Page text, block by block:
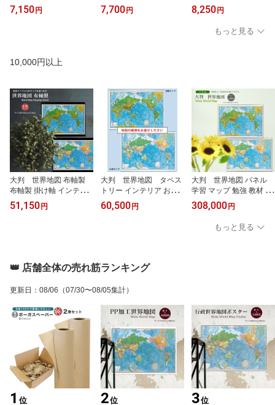
ゃれ 学習 アート 知育 マ
ップ 勉強 教材 地理 社会
7,150 円
軸 インテリア おしゃれ
学習 アート 知育 マップ
7,700 円
け軸 インテリア おしゃ
れ 学習 アート 知育 マッ
プ 勉強 教材 地理 社会 自
由研究 プレゼント ギフ
8,250 円
もっと見る
10,000円以上
大判 世界地図 布軸製
布軸製 掛け軸 インテリ
ア おしゃれ 学習 アート
知育 マップ 勉強 教材 地
51,150 円
大判 世界地図 タペス
トリー インテリア おし
ゃれ 学習 アート 知育 マ
ップ 勉強 教材 地理 社会
60,500 円
大判 世界地図 パネル
学習 マップ 勉強 教材 地
理 社会 教育 塾 学校 教育
現場 自由研究 施設 教育
機関 フレーム 国旗
308,000 円
もっと見る
👑 店舗全体の売れ筋ランキング
更新日 ： 08/06 （07/30〜08/05集計）
1 位 2位 3位